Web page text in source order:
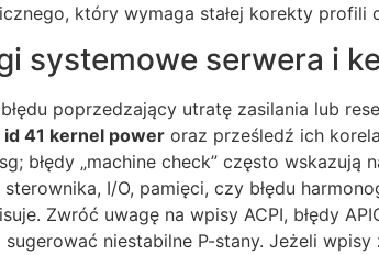
który wymaga stałej korekty profili
systemowe serwera i
poprzedzający utratę zasilania lub
41 kernel power oraz prześledź ich
błędy „machine check” często wskazują
I/O, pamięci, czy błędu
Zwróć uwagę na wpisy ACPI, błędy
niestabilne P-stany. Jeżeli